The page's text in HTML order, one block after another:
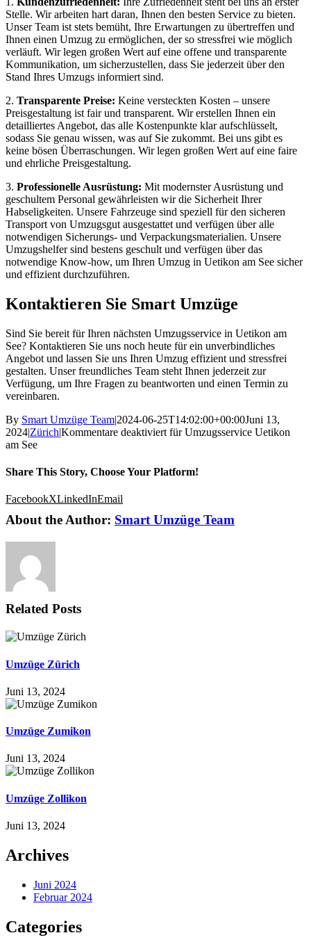
Stelle. Wir arbeiten hart daran, Ihnen den besten Service zu bieten.
Unser Team ist stets bemüht, Ihre Erwartungen zu übertreffen und
Ihnen einen Umzug zu ermöglichen, der so stressfrei wie möglich
verläuft. Wir legen großen Wert auf eine offene und transparente
Kommunikation, um sicherzustellen, dass Sie jederzeit über den
Stand Ihres Umzugs informiert sind.
2. Transparente Preise: Keine versteckten Kosten – unsere
Preisgestaltung ist fair und transparent. Wir erstellen Ihnen ein
detailliertes Angebot, das alle Kostenpunkte klar aufschlüsselt,
sodass Sie genau wissen, was auf Sie zukommt. Bei uns gibt es
keine bösen Überraschungen. Wir legen großen Wert auf eine faire
und ehrliche Preisgestaltung.
3. Professionelle Ausrüstung: Mit modernster Ausrüstung und
geschultem Personal gewährleisten wir die Sicherheit Ihrer
Habseligkeiten. Unsere Fahrzeuge sind speziell für den sicheren
Transport von Umzugsgut ausgestattet und verfügen über alle
notwendigen Sicherungs- und Verpackungsmaterialien. Unsere
Umzugshelfer sind bestens geschult und verfügen über das
notwendige Know-how, um Ihren Umzug in Uetikon am See sicher
und effizient durchzuführen.
Kontaktieren Sie Smart Umzüge
Sind Sie bereit für Ihren nächsten Umzugsservice in Uetikon am
See? Kontaktieren Sie uns noch heute für ein unverbindliches
Angebot und lassen Sie uns Ihren Umzug effizient und stressfrei
gestalten. Unser freundliches Team steht Ihnen jederzeit zur
Verfügung, um Ihre Fragen zu beantworten und einen Termin zu
vereinbaren.
By Smart Umzüge Team|2024-06-25T14:02:00+00:00Juni 13,
2024|Zürich|Kommentare deaktiviert für Umzugsservice Uetikon
am See
Share This Story, Choose Your Platform!
FacebookXLinkedInEmail
About the Author: Smart Umzüge Team
Related Posts
Umzüge Zürich
Juni 13, 2024
Umzüge Zumikon
Juni 13, 2024
Umzüge Zollikon
Juni 13, 2024
Archives
Juni 2024
Februar 2024
Categories